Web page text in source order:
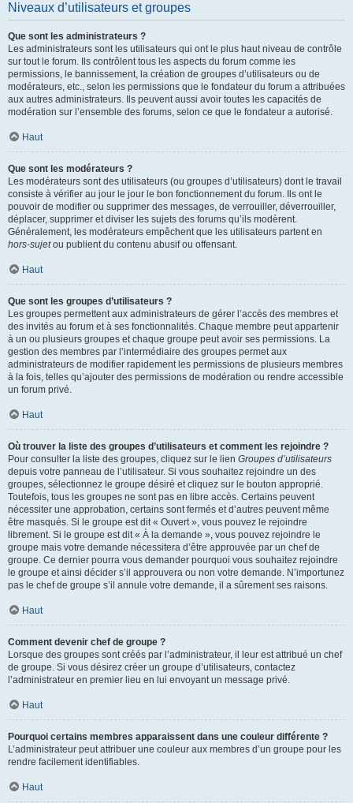
Niveaux d’utilisateurs et groupes
Que sont les administrateurs ?
Les administrateurs sont les utilisateurs qui ont le plus haut niveau de contrôle
sur tout le forum. Ils contrôlent tous les aspects du forum comme les
permissions, le bannissement, la création de groupes d’utilisateurs ou de
modérateurs, etc., selon les permissions que le fondateur du forum a attribuées
aux autres administrateurs. Ils peuvent aussi avoir toutes les capacités de
modération sur l’ensemble des forums, selon ce que le fondateur a autorisé.
Haut
Que sont les modérateurs ?
Les modérateurs sont des utilisateurs (ou groupes d’utilisateurs) dont le travail
consiste à vérifier au jour le jour le bon fonctionnement du forum. Ils ont le
pouvoir de modifier ou supprimer des messages, de verrouiller, déverrouiller,
déplacer, supprimer et diviser les sujets des forums qu’ils modèrent.
Généralement, les modérateurs empêchent que les utilisateurs partent en
hors-sujetou publient du contenu abusif ou offensant.
Haut
Que sont les groupes d’utilisateurs ?
Les groupes permettent aux administrateurs de gérer l’accès des membres et
des invités au forum et à ses fonctionnalités. Chaque membre peut appartenir
à un ou plusieurs groupes et chaque groupe peut avoir ses permissions. La
gestion des membres par l’intermédiaire des groupes permet aux
administrateurs de modifier rapidement les permissions de plusieurs membres
à la fois, telles qu’ajouter des permissions de modération ou rendre accessible
un forum privé.
Haut
Où trouver la liste des groupes d’utilisateurs et comment les rejoindre ?
Pour consulter la liste des groupes, cliquez sur le lien Groupes d’utilisateurs
depuis votre panneau de l’utilisateur. Si vous souhaitez rejoindre un des
groupes, sélectionnez le groupe désiré et cliquez sur le bouton approprié.
Toutefois, tous les groupes ne sont pas en libre accès. Certains peuvent
nécessiter une approbation, certains sont fermés et d’autres peuvent même
être masqués. Si le groupe est dit « Ouvert », vous pouvez le rejoindre
librement. Si le groupe est dit « À la demande », vous pouvez rejoindre le
groupe mais votre demande nécessitera d’être approuvée par un chef de
groupe. Ce dernier pourra vous demander pourquoi vous souhaitez rejoindre
le groupe et ainsi décider s’il approuvera ou non votre demande. N’importunez
pas le chef de groupe s’il annule votre demande, il a sûrement ses raisons.
Haut
Comment devenir chef de groupe ?
Lorsque des groupes sont créés par l’administrateur, il leur est attribué un chef
de groupe. Si vous désirez créer un groupe d’utilisateurs, contactez
l’administrateur en premier lieu en lui envoyant un message privé.
Haut
Pourquoi certains membres apparaissent dans une couleur différente ?
L’administrateur peut attribuer une couleur aux membres d’un groupe pour les
rendre facilement identifiables.
Haut